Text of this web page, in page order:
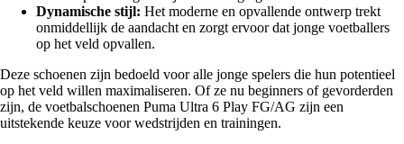
Dynamische stijl: Het moderne en opvallende ontwerp trekt
onmiddellijk de aandacht en zorgt ervoor dat jonge voetballers
op het veld opvallen.
Deze schoenen zijn bedoeld voor alle jonge spelers die hun potentieel
op het veld willen maximaliseren. Of ze nu beginners of gevorderden
zijn, de voetbalschoenen Puma Ultra 6 Play FG/AG zijn een
uitstekende keuze voor wedstrijden en trainingen.